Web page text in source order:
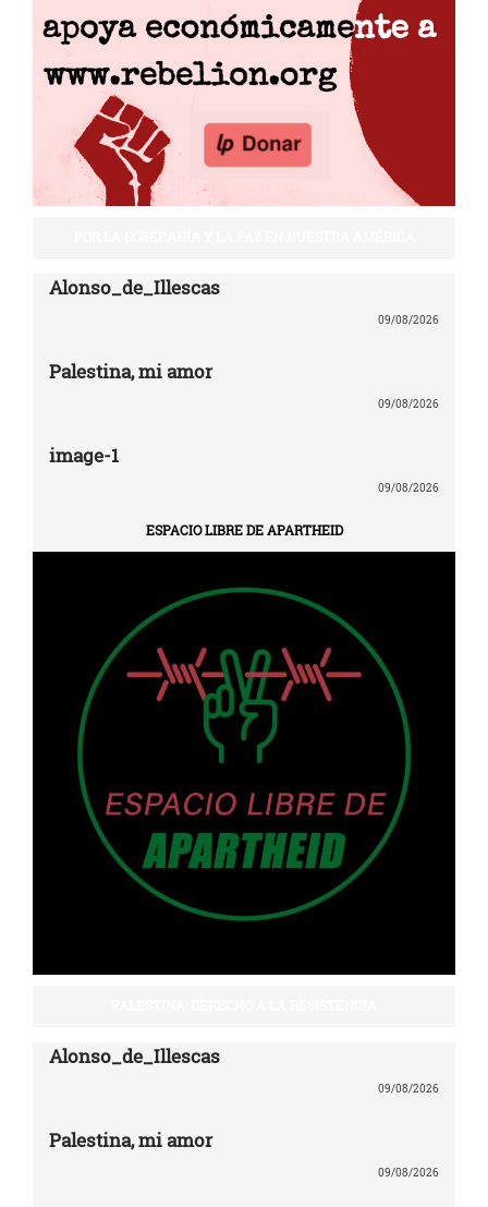
Alonso_de_Illescas
09/08/2026
Palestina, mi amor
09/08/2026
image-1
09/08/2026
ESPACIO LIBRE DE APARTHEID
Alonso_de_Illescas
09/08/2026
Palestina, mi amor
09/08/2026